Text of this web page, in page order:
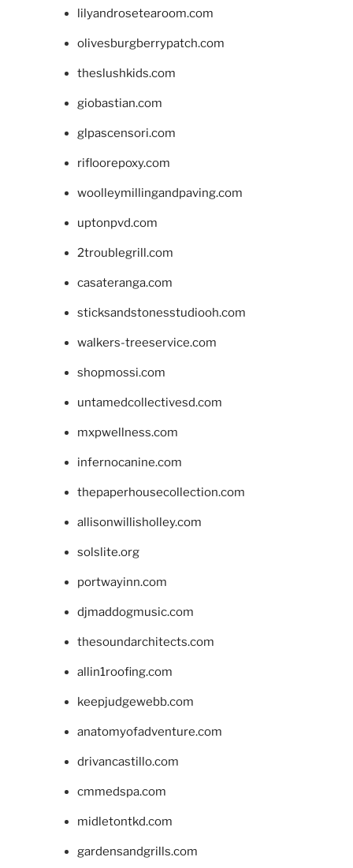
lilyandrosetearoom.com
olivesburgberrypatch.com
theslushkids.com
giobastian.com
glpascensori.com
rifloorepoxy.com
woolleymillingandpaving.com
uptonpvd.com
2troublegrill.com
casateranga.com
sticksandstonesstudiooh.com
walkers-treeservice.com
shopmossi.com
untamedcollectivesd.com
mxpwellness.com
infernocanine.com
thepaperhousecollection.com
allisonwillisholley.com
solslite.org
portwayinn.com
djmaddogmusic.com
thesoundarchitects.com
allin1roofing.com
keepjudgewebb.com
anatomyofadventure.com
drivancastillo.com
cmmedspa.com
midletontkd.com
gardensandgrills.com